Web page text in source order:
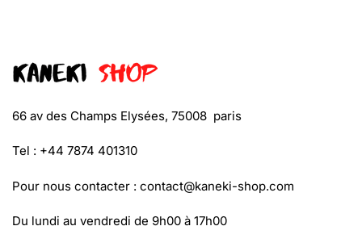
66 av des Champs Elysées, 75008 paris
Tel : +44 7874 401310
Pour nous contacter : contact@kaneki-shop.com
Du lundi au vendredi de 9h00 à 17h00